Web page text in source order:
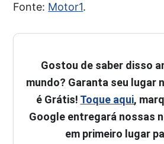
Fonte: Motor1.
Gostou de saber disso
mundo? Garanta seu lugar
é Grátis! Toque aqui,
Google entregará nossas
em primeiro lugar